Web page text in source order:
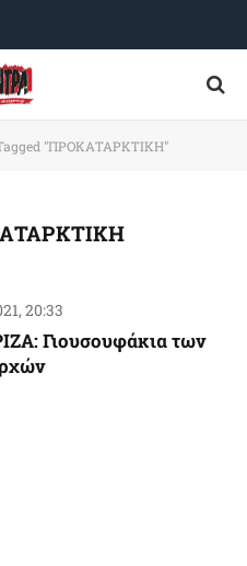
"ΠΡΟΚΑΤΑΡΚΤΙΚΗ"
20:33
Γιουσουφάκια των